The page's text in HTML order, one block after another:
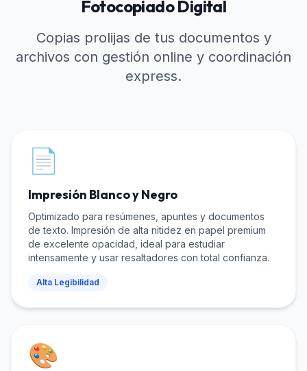
Fotocopiado Digital
Copias prolijas de tus documentos y
archivos con gestión online y coordinación
express.
📄
Impresión Blanco y Negro
Optimizado para resúmenes, apuntes y documentos
de texto. Impresión de alta nitidez en papel premium
de excelente opacidad, ideal para estudiar
intensamente y usar resaltadores con total confianza.
Alta Legibilidad
🎨